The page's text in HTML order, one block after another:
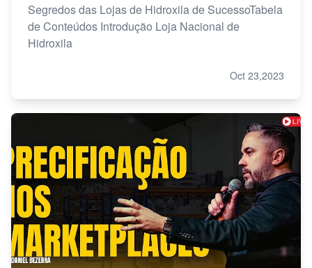
Segredos das Lojas de Hidroxila de SucessoTabela
de Conteúdos Introdução Loja Nacional de
Hidroxila
Oct 23,2023